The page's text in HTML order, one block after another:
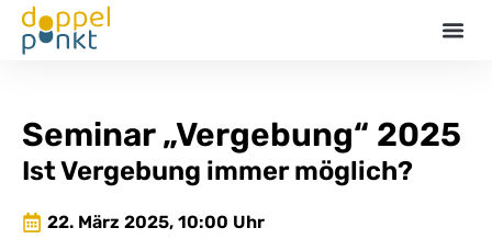
Seminar „Vergebung“ 2025
Ist Vergebung immer möglich?
22. März 2025, 10:00 Uhr